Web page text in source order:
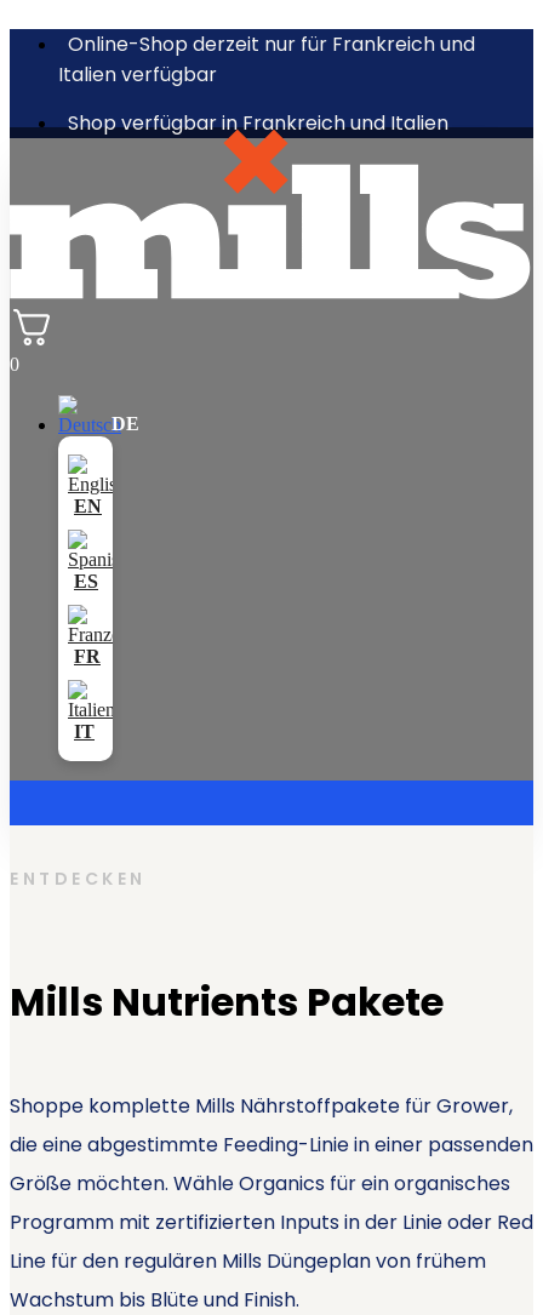
Online-Shop derzeit nur für Frankreich und
Italien verfügbar
Shop verfügbar in Frankreich und Italien
0
ENTDECKEN
Mills Nutrients Pakete
Shoppe komplette Mills Nährstoffpakete für Grower,
die eine abgestimmte Feeding-Linie in einer passenden
Größe möchten. Wähle Organics für ein organisches
Programm mit zertifizierten Inputs in der Linie oder Red
Line für den regulären Mills Düngeplan von frühem
Wachstum bis Blüte und Finish.